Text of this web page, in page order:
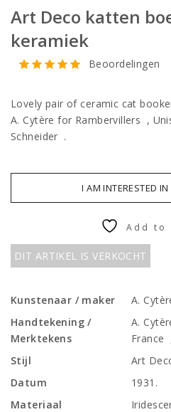
Art Deco katten
keramiek
Beoordelingen
Lovely pair of ceramic cat
A. Cytère for Rambervillers ,
Schneider .
I AM INTERESTED
DIT ARTIKEL IS VERKOCHT
Add to
Kunstenaar / maker
A.
Handtekening /
Merktekens
A.
France
Stijl
Art
Datum
1931.
Materiaal